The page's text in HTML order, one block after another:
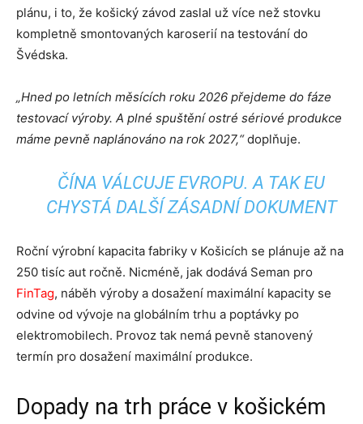
plánu, i to, že košický závod zaslal už více než stovku
kompletně smontovaných karoserií na testování do
Švédska.
„Hned po letních měsících roku 2026 přejdeme do fáze
testovací výroby. A plné spuštění ostré sériové produkce
máme pevně naplánováno na rok 2027,“doplňuje.
ČÍNA VÁLCUJE EVROPU. A TAK EU
CHYSTÁ DALŠÍ ZÁSADNÍ DOKUMENT
Roční výrobní kapacita fabriky v Košicích se plánuje až na
250 tisíc aut ročně. Nicméně, jak dodává Seman pro
FinTag, náběh výroby a dosažení maximální kapacity se
odvine od vývoje na globálním trhu a poptávky po
elektromobilech. Provoz tak nemá pevně stanovený
termín pro dosažení maximální produkce.
Dopady na trh práce v košickém